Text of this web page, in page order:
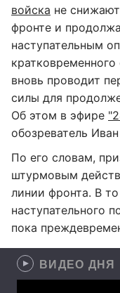
войска не
фронте и
наступательным
вновь проводит
силы для
Об этом в эфире
обозреватель
По его словам,
штурмовым
линии фронта. В
наступательного
пока
ВИДЕО ДНЯ